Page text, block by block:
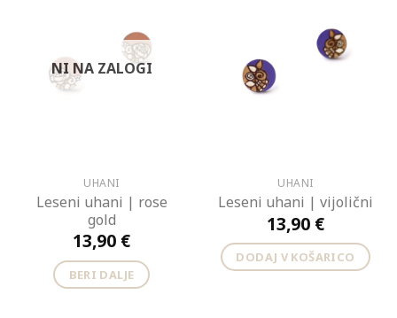
NI NA ZALOGI
UHANI
Leseni uhani | rose
gold
13,90 €
BERI DALJE
UHANI
Leseni uhani | vijolični
13,90 €
DODAJ V KOŠARICO